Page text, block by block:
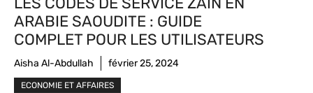
ARABIE SAOUDITE : GUIDE
COMPLET POUR LES UTILISATEURS
Aisha Al-Abdullah février 25, 2024
ECONOMIE ET AFFAIRES